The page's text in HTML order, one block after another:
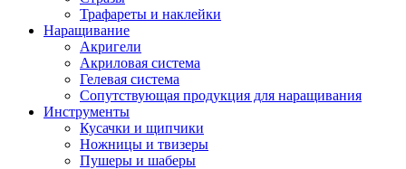
Трафареты и наклейки
Наращивание
Акригели
Акриловая система
Гелевая система
Сопутствующая продукция для наращивания
Инструменты
Кусачки и щипчики
Ножницы и твизеры
Пушеры и шаберы